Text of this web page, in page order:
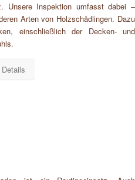
Unsere Inspektion umfasst dabei –
Arten von Holzschädlingen. Dazu
einschließlich der Decken- und